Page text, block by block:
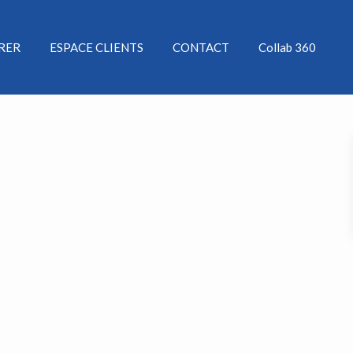
ESPACE CLIENTS CONTACT Collab 360